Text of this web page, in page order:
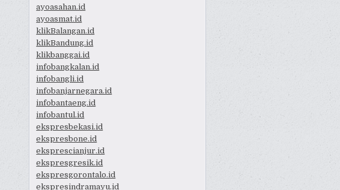
ayoasahan.id
ayoasmat.id
klikBalangan.id
klikBandung.id
klikbanggai.id
infobangkalan.id
infobangli.id
infobanjarnegara.id
infobantaeng.id
infobantul.id
ekspresbekasi.id
ekspresbone.id
eksprescianjur.id
ekspresgresik.id
ekspresgorontalo.id
ekspresindramayu.id